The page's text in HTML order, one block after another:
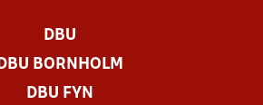
DBU
DBU BORNHOLM
DBU FYN